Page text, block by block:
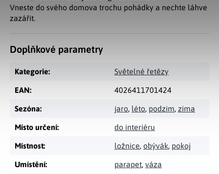
Vneste do svého domova trochu pohádky a nechte láhve
zazářit.
Doplňkové parametry
Kategorie: Světelné řetězy
EAN: 4026411701424
Sezóna: jaro, léto, podzim, zima
Místo určení: do interiéru
Místnost: ložnice, obývák, pokoj
Umístění: parapet, váza